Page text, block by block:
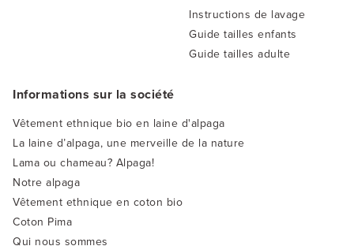
Informations sur la société
Vêtement ethnique bio en laine d'alpaga
La laine d’alpaga, une merveille de la nature
Lama ou chameau? Alpaga!
Notre alpaga
Vêtement ethnique en coton bio
Coton Pima
Qui nous sommes
Instructions de lavage
Guide tailles enfants
Guide tailles adulte